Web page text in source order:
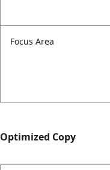
Focus Area
Optimized Copy